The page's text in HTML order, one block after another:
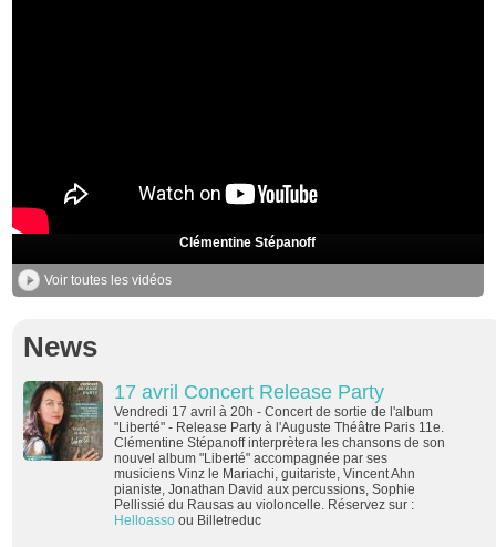
Clémentine Stépanoff
Voir toutes les vidéos
News
17 avril Concert Release Party
Vendredi 17 avril à 20h - Concert de sortie de l'album
"Liberté" - Release Party à l'Auguste Théâtre Paris 11e.
Clémentine Stépanoff interprètera les chansons de son
nouvel album "Liberté" accompagnée par ses
musiciens Vinz le Mariachi, guitariste, Vincent Ahn
pianiste, Jonathan David aux percussions, Sophie
Pellissié du Rausas au violoncelle. Réservez sur :
Helloassoou Billetreduc